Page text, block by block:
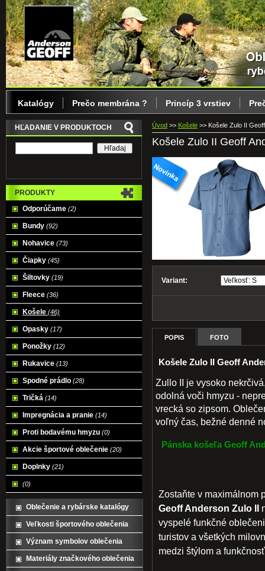
Úvod >> Košele >> Košele Zulo II
Košele Zulo II Geoff
Variant:
POPIS FOTO
Košele Zulo II Geoff
Zullo II je vysoko
odolná voči hmyzu -
vrecká so zipsom.
voľný čas, bežné denné
Pánska košeľa Geoff
Zostaňte v maximálnom
Geoff Anderson Zulo II
vyspelé funkčné
turistov a všetkých
medzi štýlom a
HĽADANIE V PRODUKTOCH
PRODUKTY
Odporúčame (2)
Bundy (92)
Nohavice (73)
Čiapky (45)
Šiltovky (19)
Fleece (36)
Košele (46)
Opasky (17)
Ponožky (12)
Rukavice (13)
Spodné prádlo (28)
Tričká (14)
Impregnácia a pranie (14)
Proti bodavému hmyzu (0)
Akcie športové oblečenie (20)
Doplnky (21)
(0)
Oblečenie a rybárske katalógy
Veľkosti športového oblečenia
Význam symbolov oblečenia
Materiály značkového oblečenia
Katalógy Prečo membrána ? Princíp 3 vrstiev